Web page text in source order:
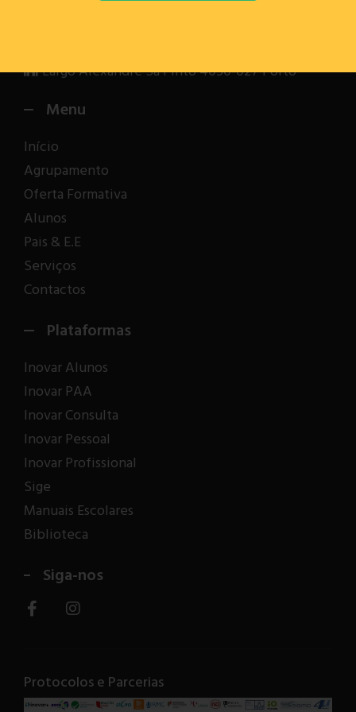
Largo Alexandre Sá Pinto 4050-027 Porto
Menu
Início
Agrupamento
Oferta Formativa
Alunos
Pais & E.E
Serviços
Contactos
Plataformas
Inovar Alunos
Inovar PAA
Inovar Consulta
Inovar Pessoal
Inovar Profissional
Sige
Manuais Escolares
Biblioteca
Siga-nos
Protocolos e Parcerias